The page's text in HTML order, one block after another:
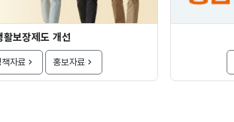
활보장제도 개선
책자료 홍보자료